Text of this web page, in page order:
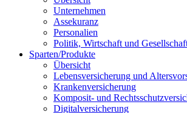
Unternehmen
Assekuranz
Personalien
Politik, Wirtschaft und
Sparten/Produkte
Übersicht
Lebensversicherung und
Krankenversicherung
Komposit- und
Digitalversicherung